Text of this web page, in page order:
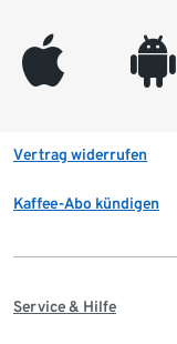
appleinc android
Vertrag widerrufen
Kaffee-Abo kündigen
Service & Hilfe